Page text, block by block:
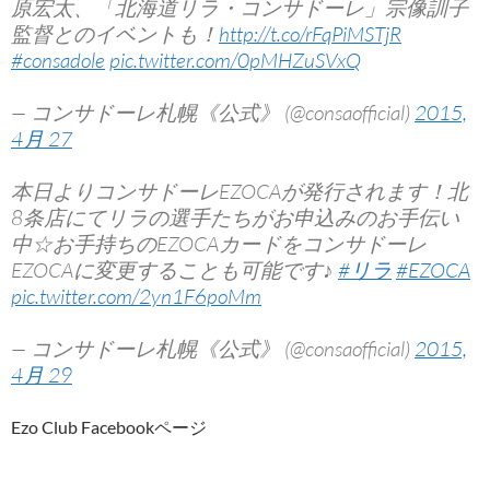
原宏太、「北海道リラ・コンサドーレ」宗像訓子
監督とのイベントも！ http://t.co/rFqPiMSTjR
#consadole pic.twitter.com/0pMHZuSVxQ
— コンサドーレ札幌《公式》 (@consaofficial) 2015,
4月 27
本日よりコンサドーレEZOCAが発行されます！北
8条店にてリラの選手たちがお申込みのお手伝い
中☆お手持ちのEZOCAカードをコンサドーレ
EZOCAに変更することも可能です♪ #リラ #EZOCA
pic.twitter.com/2yn1F6poMm
— コンサドーレ札幌《公式》 (@consaofficial) 2015,
4月 29
Ezo Club Facebookページ